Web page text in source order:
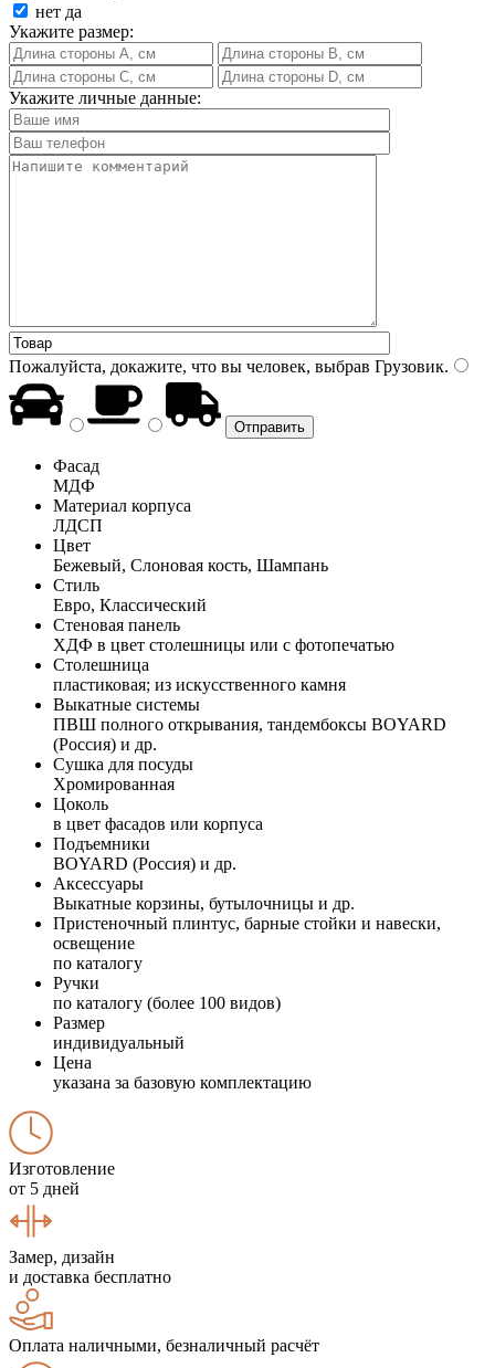
нет да
Укажите размер:
Укажите личные данные:
Пожалуйста, докажите, что вы человек, выбрав Грузовик.
Фасад
МДФ
Материал корпуса
ЛДСП
Цвет
Бежевый, Слоновая кость, Шампань
Стиль
Евро, Классический
Стеновая панель
ХДФ в цвет столешницы или с фотопечатью
Столешница
пластиковая; из искусственного камня
Выкатные системы
ПВШ полного открывания, тандембоксы BOYARD
(Россия) и др.
Сушка для посуды
Хромированная
Цоколь
в цвет фасадов или корпуса
Подъемники
BOYARD (Россия) и др.
Аксессуары
Выкатные корзины, бутылочницы и др.
Пристеночный плинтус, барные стойки и навески,
освещение
по каталогу
Ручки
по каталогу (более 100 видов)
Размер
индивидуальный
Цена
указана за базовую комплектацию
Изготовление
от 5 дней
Замер, дизайн
и доставка бесплатно
Оплата наличными, безналичный расчёт